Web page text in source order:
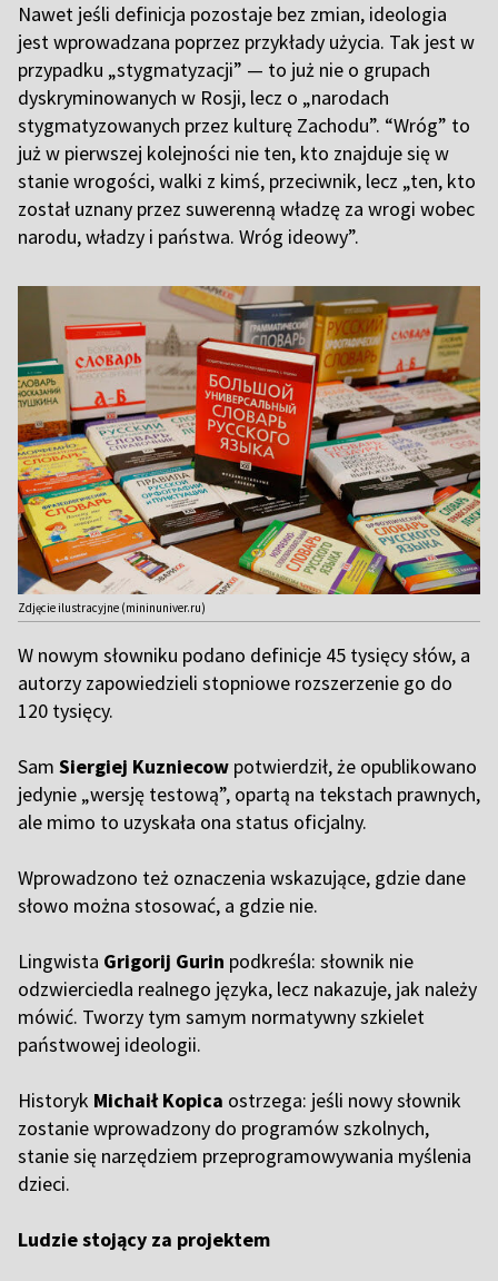
Nawet jeśli definicja pozostaje bez zmian, ideologia
jest wprowadzana poprzez przykłady użycia. Tak jest w
przypadku „stygmatyzacji” — to już nie o grupach
dyskryminowanych w Rosji, lecz o „narodach
stygmatyzowanych przez kulturę Zachodu”. “Wróg” to
już w pierwszej kolejności nie ten, kto znajduje się w
stanie wrogości, walki z kimś, przeciwnik, lecz „ten, kto
został uznany przez suwerenną władzę za wrogi wobec
narodu, władzy i państwa. Wróg ideowy”.
Zdjęcie ilustracyjne (mininuniver.ru)
W nowym słowniku podano definicje 45 tysięcy słów, a
autorzy zapowiedzieli stopniowe rozszerzenie go do
120 tysięcy.
Sam Siergiej Kuzniecow potwierdził, że opublikowano
jedynie „wersję testową”, opartą na tekstach prawnych,
ale mimo to uzyskała ona status oficjalny.
Wprowadzono też oznaczenia wskazujące, gdzie dane
słowo można stosować, a gdzie nie.
Lingwista Grigorij Gurin podkreśla: słownik nie
odzwierciedla realnego języka, lecz nakazuje, jak należy
mówić. Tworzy tym samym normatywny szkielet
państwowej ideologii.
Historyk Michaił Kopica ostrzega: jeśli nowy słownik
zostanie wprowadzony do programów szkolnych,
stanie się narzędziem przeprogramowywania myślenia
dzieci.
Ludzie stojący za projektem